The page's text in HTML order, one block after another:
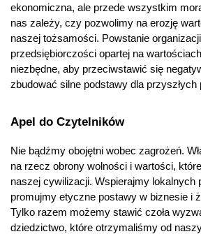
ekonomiczna, ale przede wszystkim
nas zależy, czy pozwolimy na erozję
naszej tożsamości. Powstanie
przedsiębiorczości opartej na
niezbędne, aby przeciwstawić się
zbudować silne podstawy dla przyszłych
Apel do Czytelników
Nie bądźmy obojętni wobec zagrożeń.
na rzecz obrony wolności i wartości,
naszej cywilizacji. Wspierajmy lokalnych
promujmy etyczne postawy w biznesie i
Tylko razem możemy stawić czoła
dziedzictwo, które otrzymaliśmy od